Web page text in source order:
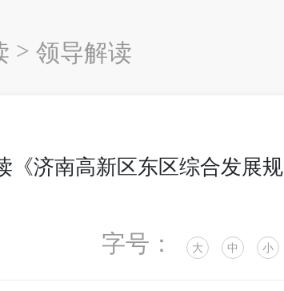
> 领导解读
《济南高新区东区综合发展规
字号： 大 中 小